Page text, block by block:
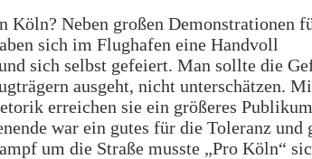
Köln? Neben großen Demonstrationen
sich im Flughafen eine Handvoll
sich selbst gefeiert. Man sollte die
ausgeht, nicht unterschätzen.
erreichen sie ein größeres
war ein gutes für die Toleranz und
um die Straße musste „Pro Köln“